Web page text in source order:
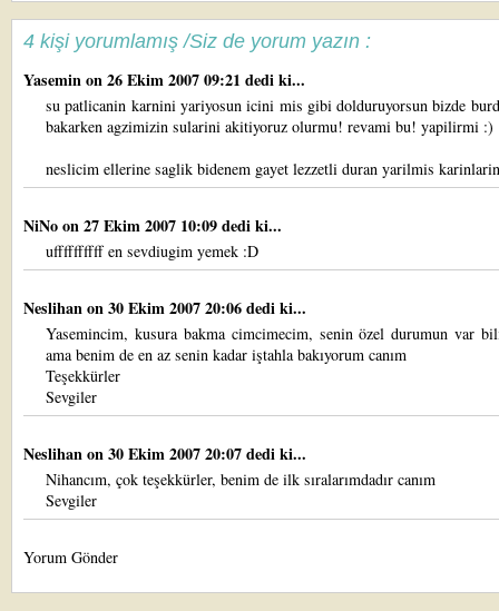
4 kişi yorumlamış /Siz de yorum yazın :
Yaseminon 26 Ekim 2007 09:21 dedi ki...
su patlicanin karnini yariyosun icini mis gibi dolduruyorsun bizde
bakarken agzimizin sularini akitiyoruz olurmu! revami bu! yapilirmi :)
neslicim ellerine saglik bidenem gayet lezzetli duran yarilmis
NiNoon 27 Ekim 2007 10:09 dedi ki...
uffffffffff en sevdiugim yemek :D
Neslihanon 30 Ekim 2007 20:06 dedi ki...
Yasemincim, kusura bakma cimcimecim, senin özel durumun var
ama benim de en az senin kadar iştahla bakıyorum canım
Teşekkürler
Sevgiler
Neslihanon 30 Ekim 2007 20:07 dedi ki...
Nihancım, çok teşekkürler, benim de ilk sıralarımdadır canım
Sevgiler
Yorum Gönder